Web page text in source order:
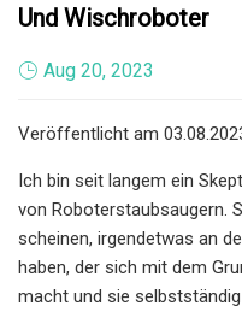
Und Wischroboter
Aug 20, 2023
Veröffentlicht am
Ich bin seit langem ein
von Roboterstaubsaugern.
scheinen, irgendetwas an
haben, der sich mit dem
macht und sie